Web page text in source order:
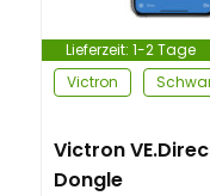
Lieferzeit: 1-2 Tage
Victron
Victron
Dongle